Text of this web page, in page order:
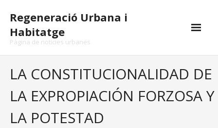
Regeneració Urbana i
Habitatge
Pàgina de noticies urbanes
LA CONSTITUCIONALIDAD DE
LA EXPROPIACIÓN FORZOSA Y
LA POTESTAD